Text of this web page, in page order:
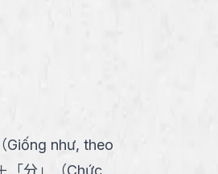
（Giống như, theo
「分 」 （Chức